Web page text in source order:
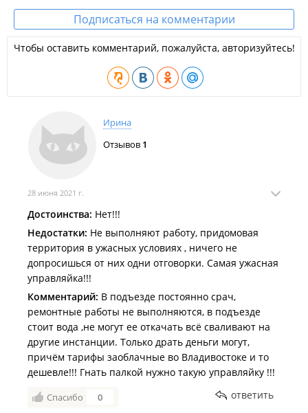
Подписаться на комментарии
Чтобы оставить комментарий, пожалуйста, авторизуйтесь!
Ирина
Отзывов 1
28 июня 2021 г.
Достоинства: Нет!!!
Недостатки: Не выполняют работу, придомовая
территория в ужасных условиях , ничего не
допросишься от них одни отговорки. Самая ужасная
управляйка!!!
Комментарий: В подъезде постоянно срач,
ремонтные работы не выполняются, в подъезде
стоит вода ,не могут ее откачать всё сваливают на
другие инстанции. Только драть деньги могут,
причём тарифы заоблачные во Владивостоке и то
дешевле!!! Гнать палкой нужно такую управляйку !!!
Спасибо 0 ответить